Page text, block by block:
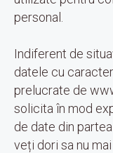
personal.
Indiferent de
datele cu
prelucrate de
solicita în mod
de date din
veți dori sa nu